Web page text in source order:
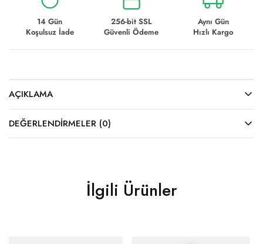
14 Gün
Koşulsuz İade
256-bit SSL
Güvenli Ödeme
Aynı Gün
Hızlı Kargo
AÇIKLAMA
DEĞERLENDIRMELER (0)
İlgili Ürünler